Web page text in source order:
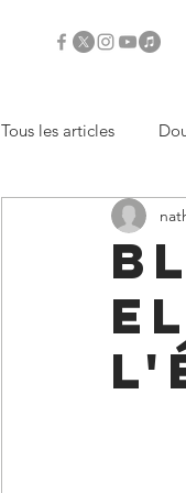
Tous les articles